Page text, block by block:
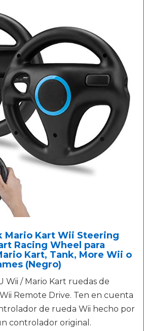
Mario Kart Wii Steering
Racing Wheel para
Kart, Tank, More Wii o
(Negro)
Wii / Mario Kart ruedas de
Remote Drive. Ten en cuenta
de rueda Wii hecho por
controlador original.